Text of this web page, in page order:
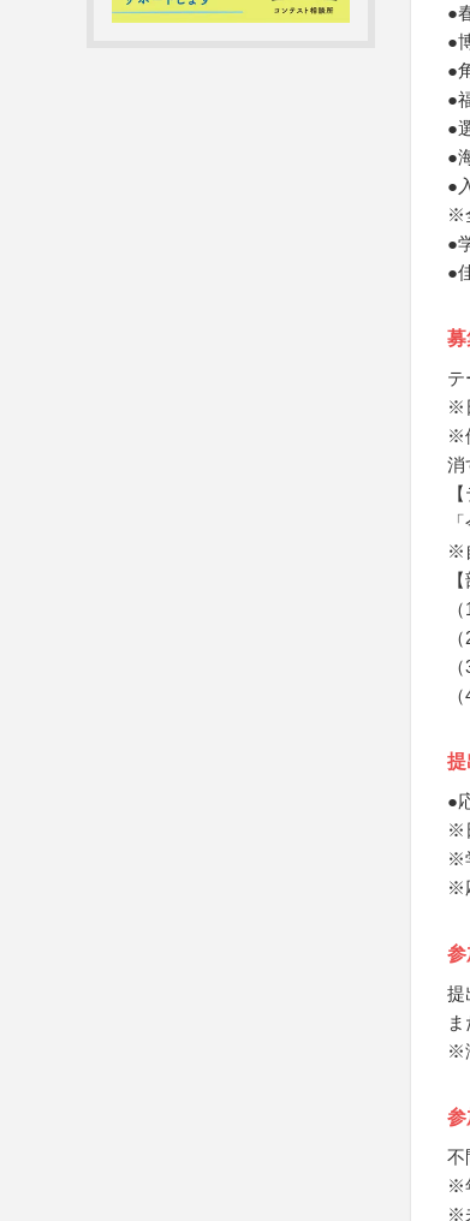
●
●
●
●
●
●
●
※
●
●
募
テ
※
※
消
※
提
●
※
※
※
参
提
※
参
不
※
※